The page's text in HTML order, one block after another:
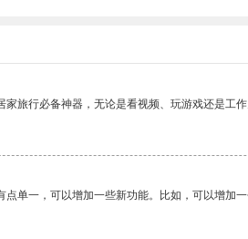
家旅行必备神器，无论是看视频、玩游戏还是工
点单一，可以增加一些新功能。比如，可以增加